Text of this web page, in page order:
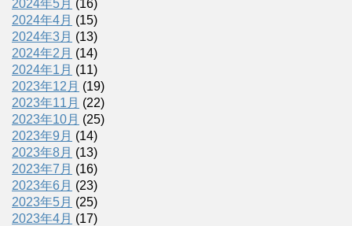
2024年5月 (16)
2024年4月 (15)
2024年3月 (13)
2024年2月 (14)
2024年1月 (11)
2023年12月 (19)
2023年11月 (22)
2023年10月 (25)
2023年9月 (14)
2023年8月 (13)
2023年7月 (16)
2023年6月 (23)
2023年5月 (25)
2023年4月 (17)